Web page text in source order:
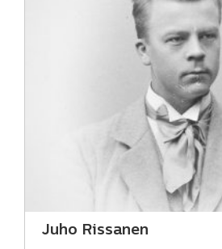
Juho Rissanen